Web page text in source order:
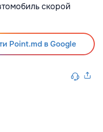
скорой
Point.md в Google